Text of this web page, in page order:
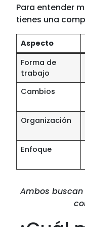
Para entender
tienes una
Aspecto
Forma de
trabajo
Cambios
Organización
Enfoque
Ambos